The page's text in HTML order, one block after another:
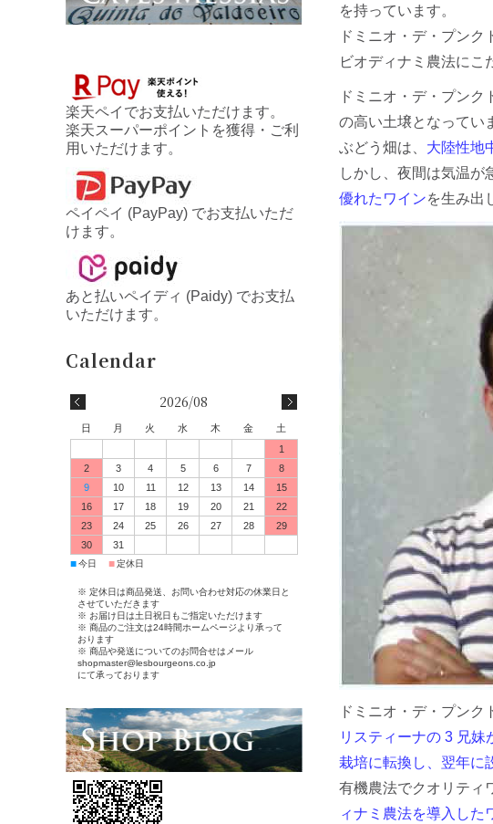
を持っています。
ドミニオ・デ・プンク
ビオディナミ農法にこ
ドミニオ・デ・プンク
の高い土壌となってい
ぶどう畑は、 大陸性地
しかし、夜間は気温が
優れたワインを生み出
ドミニオ・デ・プンク
リスティーナの 3 兄
栽培に転換し、翌年に
有機農法でクオリティ
ィナミ農法を導入した
楽天ペイでお支払いただけます。
楽天スーパーポイントを獲得・ご利
用いただけます。
ペイペイ (PayPay) でお支払いただ
けます。
あと払いペイディ (Paidy) でお支払
いただけます。
2026/08
日 月 火 水 木 金
土
1
2
3 4 5 6 7
8
9
10 11 12 13 14
15
16
17 18 19 20 21
22
23
24 25 26 27 28
29
30
31
■今日 ■定休日
※ 定休日は商品発送、お問い合わせ対応の休業日と
させていただきます
※ お届け日は土日祝日もご指定いただけます
※ 商品のご注文は24時間ホームページより承って
おります
※ 商品や発送についてのお問合せはメール
shopmaster@lesbourgeons.co.jp
にて承っております